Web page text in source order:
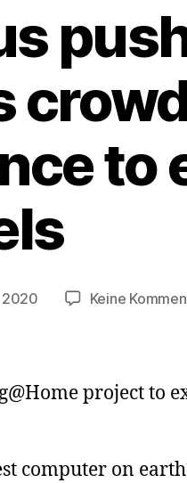
to
2020 Keine
project to
computer on